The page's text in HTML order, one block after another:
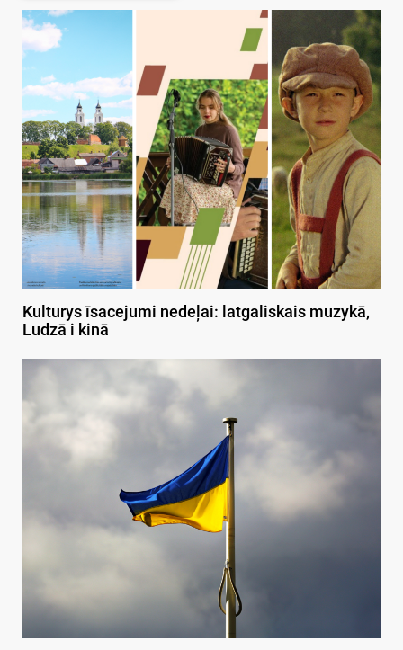
Kulturys īsacejumi nedeļai: latgaliskais muzykā,
Ludzā i kinā